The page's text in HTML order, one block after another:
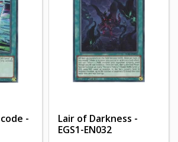
-
Lair of Darkness -
EGS1-EN032